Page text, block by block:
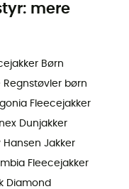
mere
Børn
Regnstøvler børn
Fleecejakker
Dunjakker
Hansen Jakker
Fleecejakker
Diamond